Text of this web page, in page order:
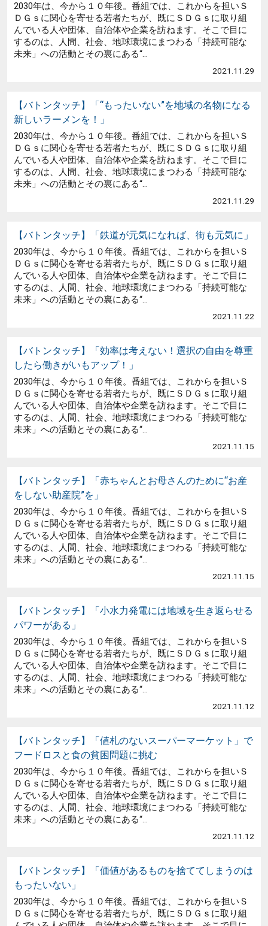
2030年は、今から１０年後。番組では、これからを担いＳ
ＤＧｓに関心を寄せる若者たちが、既にＳＤＧｓに取り組
んでいる人や団体、自治体や企業を訪ねます。そこで目に
するのは、人間、社会、地球環境にまつわる「持続可能な
未来」への活動とその裏にある“...
2021.11.29
【バトンタッチ】「“もったいない”を地域の名物になる
新しいラーメンを！」
2030年は、今から１０年後。番組では、これからを担いＳ
ＤＧｓに関心を寄せる若者たちが、既にＳＤＧｓに取り組
んでいる人や団体、自治体や企業を訪ねます。そこで目に
するのは、人間、社会、地球環境にまつわる「持続可能な
未来」への活動とその裏にある“...
2021.11.29
【バトンタッチ】「鉄道が元気になれば、街も元気に」
2030年は、今から１０年後。番組では、これからを担いＳ
ＤＧｓに関心を寄せる若者たちが、既にＳＤＧｓに取り組
んでいる人や団体、自治体や企業を訪ねます。そこで目に
するのは、人間、社会、地球環境にまつわる「持続可能な
未来」への活動とその裏にある“...
2021.11.22
【バトンタッチ】「効率は考えない！選択の自由を尊重
したら働きがいもアップ！」
2030年は、今から１０年後。番組では、これからを担いＳ
ＤＧｓに関心を寄せる若者たちが、既にＳＤＧｓに取り組
んでいる人や団体、自治体や企業を訪ねます。そこで目に
するのは、人間、社会、地球環境にまつわる「持続可能な
未来」への活動とその裏にある“...
2021.11.15
【バトンタッチ】「赤ちゃんとお母さんのために“お産
をしない助産院”を」
2030年は、今から１０年後。番組では、これからを担いＳ
ＤＧｓに関心を寄せる若者たちが、既にＳＤＧｓに取り組
んでいる人や団体、自治体や企業を訪ねます。そこで目に
するのは、人間、社会、地球環境にまつわる「持続可能な
未来」への活動とその裏にある“...
2021.11.15
【バトンタッチ】「小水力発電には地域を生き返らせる
パワーがある」
2030年は、今から１０年後。番組では、これからを担いＳ
ＤＧｓに関心を寄せる若者たちが、既にＳＤＧｓに取り組
んでいる人や団体、自治体や企業を訪ねます。そこで目に
するのは、人間、社会、地球環境にまつわる「持続可能な
未来」への活動とその裏にある“...
2021.11.12
【バトンタッチ】「値札のないスーパーマーケット」で
フードロスと食の貧困問題に挑む
2030年は、今から１０年後。番組では、これからを担いＳ
ＤＧｓに関心を寄せる若者たちが、既にＳＤＧｓに取り組
んでいる人や団体、自治体や企業を訪ねます。そこで目に
するのは、人間、社会、地球環境にまつわる「持続可能な
未来」への活動とその裏にある“...
2021.11.12
【バトンタッチ】「価値があるものを捨ててしまうのは
もったいない」
2030年は、今から１０年後。番組では、これからを担いＳ
ＤＧｓに関心を寄せる若者たちが、既にＳＤＧｓに取り組